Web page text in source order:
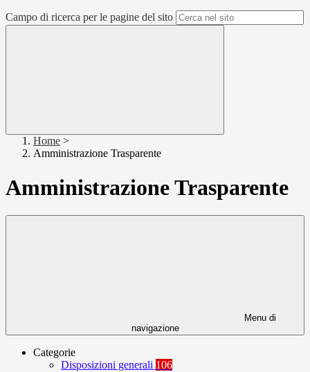
Campo di ricerca per le pagine del sito
Home >
Amministrazione Trasparente
Amministrazione Trasparente
Menu di
navigazione
Categorie
Disposizioni generali 106